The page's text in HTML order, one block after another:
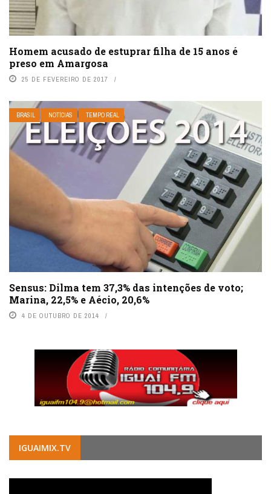
Homem acusado de estuprar filha de 15 anos é
preso em Amargosa
25 DE FEVEREIRO DE 2017
BRASIL NOTÍCIAS TEMPO REAL
Sensus: Dilma tem 37,3% das intenções de voto;
Marina, 22,5% e Aécio, 20,6%
4 DE OUTUBRO DE 2014
IGUAIMIX.TV